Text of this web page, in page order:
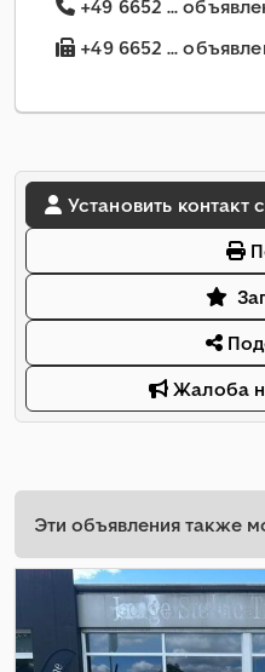
+49 6652 ...
+49 6652 ...
Установить контакт
Жалоба
Эти объявления также